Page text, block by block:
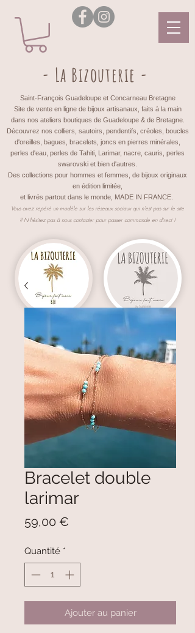
- La Bizouterie -
Saint-François Guadeloupe et Concarneau Bretagne
Site de vente en ligne de bijoux artisanaux, faits à la main
dans nos ateliers boutiques de Guadeloupe & de Bretagne.
Découvrez nos colliers, sautoirs, pendentifs, créoles, boucles
d'oreilles, bagues, bracelets, joncs en pierres minérales,
perles d'eau, perles de Tahiti, Larimar, nacre, cauris, perles
swarovski et bien d'autres.
Des collections pour hommes et femmes, de bijoux originaux
en édition limitée,
et livrés partout dans le monde, MADE IN FRANCE.
Vous avez repéré un modèle sur les réseaux sociaux qui n'est pas sur le site
? N'hésitez pas à nous contacter pour passer commande en direct !
Bracelet double
larimar
59,00 €
Quantité *
Ajouter au panier